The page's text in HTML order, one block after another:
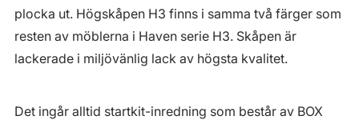
plocka ut. Högskåpen H3 finns i samma två färger som
resten av möblerna i Haven serie H3. Skåpen är
lackerade i miljövänlig lack av högsta kvalitet.
Det ingår alltid startkit-inredning som består av BOX